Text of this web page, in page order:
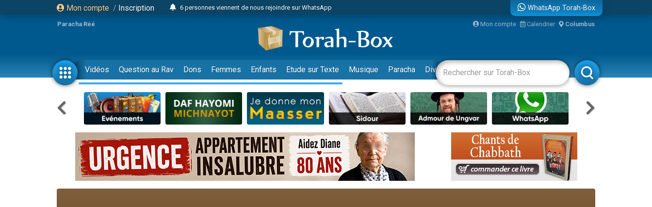
Mon compte / Inscription
6 personnes viennent de nous rejoindre sur WhatsApp
2 personnes viennent de faire un don pour 1 Journée de Vacances Pour les Enfants
17 personnes viennent de demander une bénédiction
4 personnes viennent de nous rejoindre sur WhatsApp
Il reste 49 places pour étudier en groupe sur Zoom
23 personnes viennent de faire un don pour Diane, 80 ans, dans un appartement insalubre
Eva vient de donner son Maasser
4 personnes viennent de nous rejoindre sur WhatsApp
3 personnes viennent de nous rejoindre sur WhatsApp
3 personnes viennent de faire un don pour 5 jours de vacances aux Orphelins
Odaya vient de donner son Maasser
13 personnes viennent de demander une bénédiction
WhatsApp Torah-Box
Paracha Réé Mon compte Calendrier Columbus
Vidéos Question au Rav Dons Femmes Enfants Etude sur Texte Musique Paracha Divertissements Livres Rabbanim